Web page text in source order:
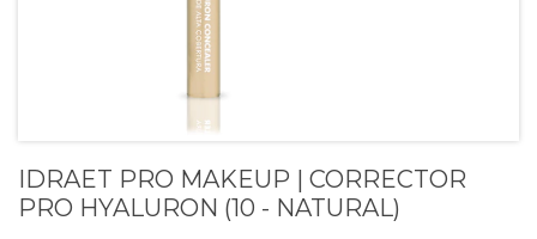
IDRAET PRO MAKEUP | CORRECTOR
PRO HYALURON (10 - NATURAL)